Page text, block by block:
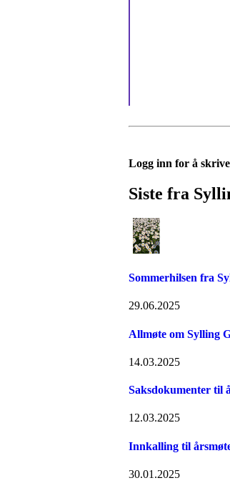
Logg inn for å
Siste fra
Sommerhilsen fra
29.06.2025
Allmøte om Sylling
14.03.2025
Saksdokumenter til
12.03.2025
Innkalling til
30.01.2025